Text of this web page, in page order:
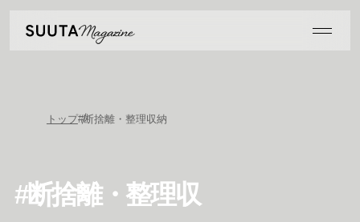
トップ#断捨離・整理収納
#断捨離・整理収